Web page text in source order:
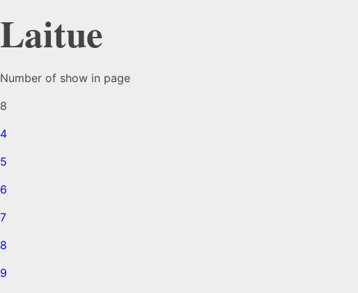
Laitue
Number of show in page
8
4
5
6
7
8
9